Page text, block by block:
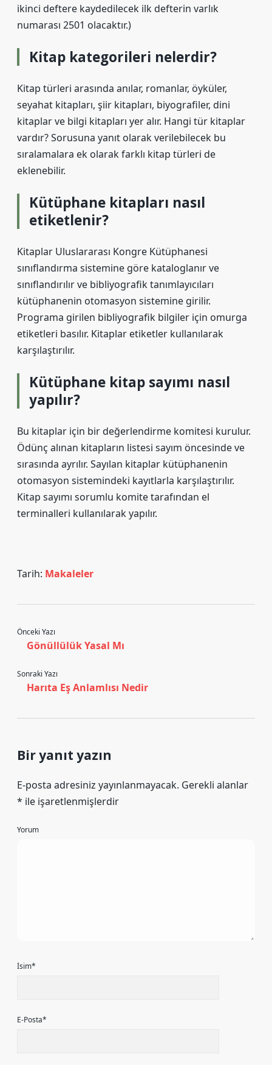
ikinci deftere kaydedilecek ilk defterin varlık
numarası 2501 olacaktır.)
Kitap kategorileri nelerdir?
Kitap türleri arasında anılar, romanlar, öyküler,
seyahat kitapları, şiir kitapları, biyografiler, dini
kitaplar ve bilgi kitapları yer alır. Hangi tür kitaplar
vardır? Sorusuna yanıt olarak verilebilecek bu
sıralamalara ek olarak farklı kitap türleri de
eklenebilir.
Kütüphane kitapları nasıl
etiketlenir?
Kitaplar Uluslararası Kongre Kütüphanesi
sınıflandırma sistemine göre kataloglanır ve
sınıflandırılır ve bibliyografik tanımlayıcıları
kütüphanenin otomasyon sistemine girilir.
Programa girilen bibliyografik bilgiler için omurga
etiketleri basılır. Kitaplar etiketler kullanılarak
karşılaştırılır.
Kütüphane kitap sayımı nasıl
yapılır?
Bu kitaplar için bir değerlendirme komitesi kurulur.
Ödünç alınan kitapların listesi sayım öncesinde ve
sırasında ayrılır. Sayılan kitaplar kütüphanenin
otomasyon sistemindeki kayıtlarla karşılaştırılır.
Kitap sayımı sorumlu komite tarafından el
terminalleri kullanılarak yapılır.
Tarih: Makaleler
Önceki Yazı
Gönüllülük Yasal Mı
Sonraki Yazı
Harıta Eş Anlamlısı Nedir
Bir yanıt yazın
E-posta adresiniz yayınlanmayacak. Gerekli alanlar
* ile işaretlenmişlerdir
Yorum
İsim*
E-Posta*